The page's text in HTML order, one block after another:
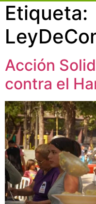
Etiqueta:
Acción
contra el